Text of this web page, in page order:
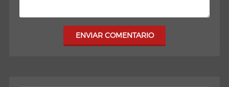
ENVIAR COMENTARIO